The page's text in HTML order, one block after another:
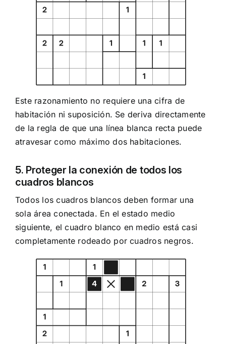
Este razonamiento no requiere una cifra de
habitación ni suposición. Se deriva directamente
de la regla de que una línea blanca recta puede
atravesar como máximo dos habitaciones.
5. Proteger la conexión de todos los
cuadros blancos
Todos los cuadros blancos deben formar una
sola área conectada. En el estado medio
siguiente, el cuadro blanco en medio está casi
completamente rodeado por cuadros negros.